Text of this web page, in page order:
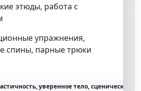
этюды, работа с
упражнения,
спины, парные трюки
уверенное тело, сценическая